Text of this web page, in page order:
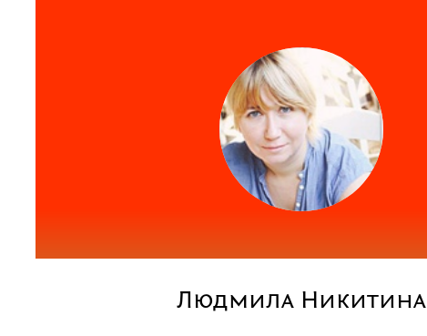
Людмила Никитина